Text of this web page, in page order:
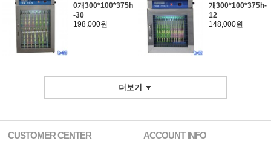
0개300*100*375h
-30
198,000원
개300*100*375h-
12
148,000원
더보기 ▼
CUSTOMER CENTER ACCOUNT INFO